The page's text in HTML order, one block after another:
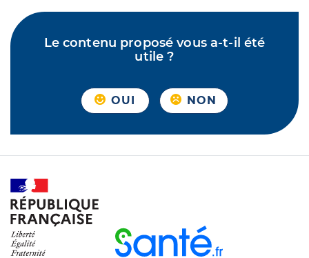
Le contenu proposé vous a-t-il été
utile ?
OUI NON